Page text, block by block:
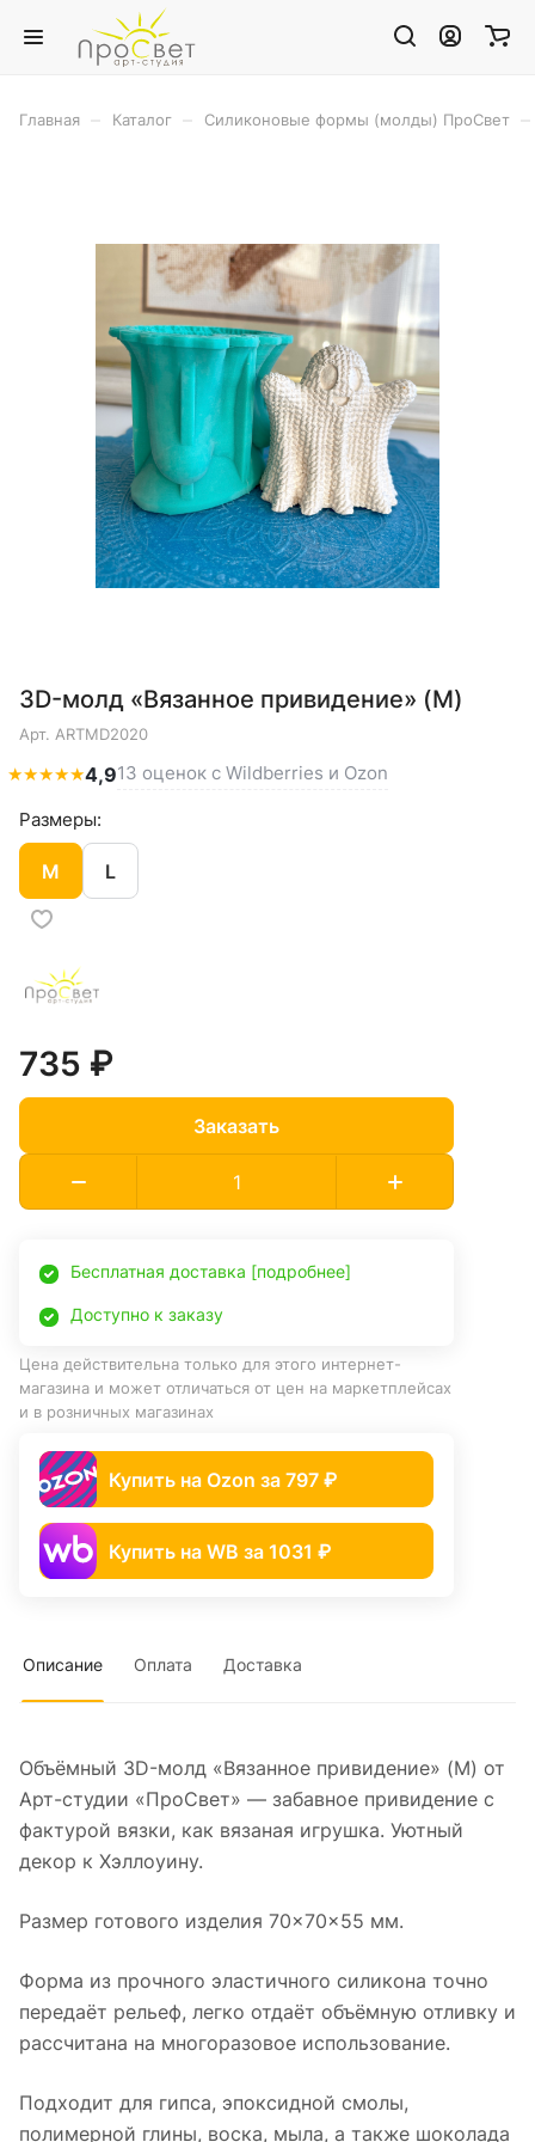
Главная Каталог Силиконовые формы (молды) ПроСвет
3D-молд «Вязанное привидение» (M)
Арт. ARTMD2020
★★★★★4,913 оценок с Wildberries и Ozon
Размеры:
M L
735 ₽
Заказать
Бесплатная доставка [подробнее]
Доступно к заказу
Цена действительна только для этого интернет-
магазина и может отличаться от цен на маркетплейсах
и в розничных магазинах
Купить на Ozon за 797 ₽
Купить на WB за 1031 ₽
Описание Оплата Доставка
Объёмный 3D-молд «Вязанное привидение» (M) от
Арт-студии «ПроСвет» — забавное привидение с
фактурой вязки, как вязаная игрушка. Уютный
декор к Хэллоуину.
Размер готового изделия 70×70×55 мм.
Форма из прочного эластичного силикона точно
передаёт рельеф, легко отдаёт объёмную отливку и
рассчитана на многоразовое использование.
Подходит для гипса, эпоксидной смолы,
полимерной глины, воска, мыла, а также шоколада